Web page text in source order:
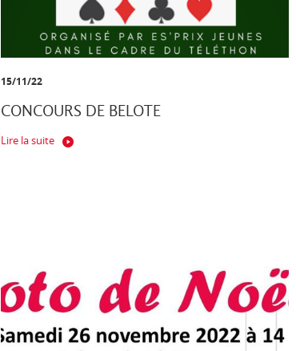
15/11/22
CONCOURS DE BELOTE
Lire la suite